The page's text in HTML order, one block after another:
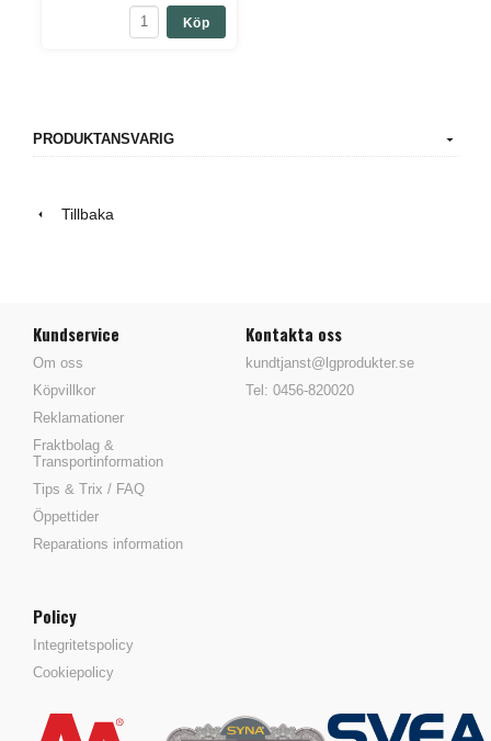
Köp
PRODUKTANSVARIG
Tillbaka
Kundservice
Om oss
Köpvillkor
Reklamationer
Fraktbolag &
Transportinformation
Tips & Trix / FAQ
Öppettider
Reparations information
Kontakta oss
kundtjanst@lgprodukter.se
Tel: 0456-820020
Policy
Integritetspolicy
Cookiepolicy